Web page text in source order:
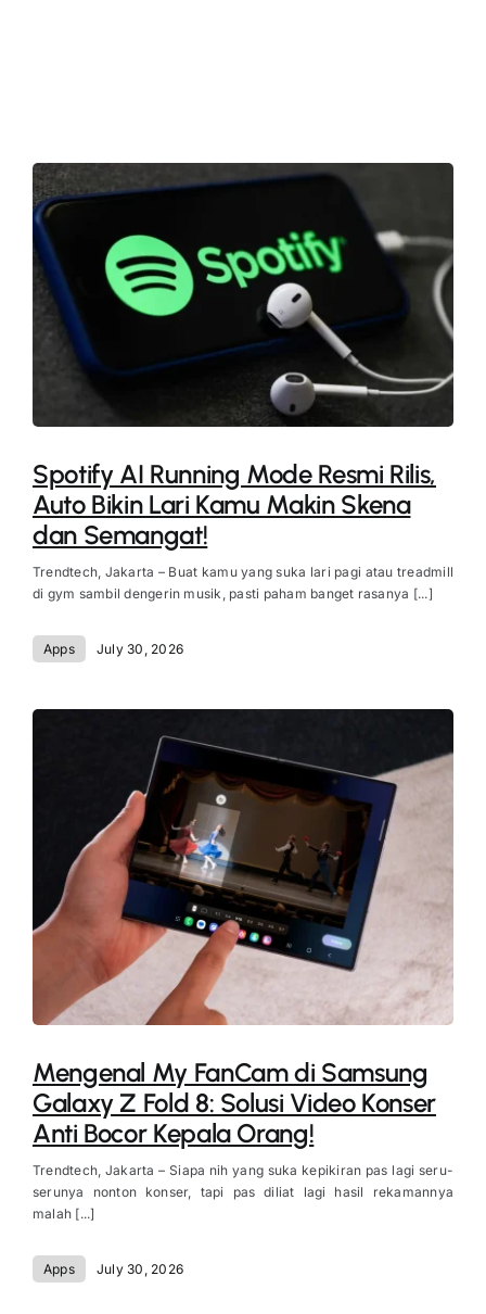
Spotify AI Running Mode Resmi Rilis,
Auto Bikin Lari Kamu Makin Skena
dan Semangat!
Trendtech, Jakarta – Buat kamu yang suka lari pagi atau treadmill
di gym sambil dengerin musik, pasti paham banget rasanya [...]
Apps July 30, 2026
Mengenal My FanCam di Samsung
Galaxy Z Fold 8: Solusi Video Konser
Anti Bocor Kepala Orang!
Trendtech, Jakarta – Siapa nih yang suka kepikiran pas lagi seru-
serunya nonton konser, tapi pas diliat lagi hasil rekamannya
malah [...]
Apps July 30, 2026